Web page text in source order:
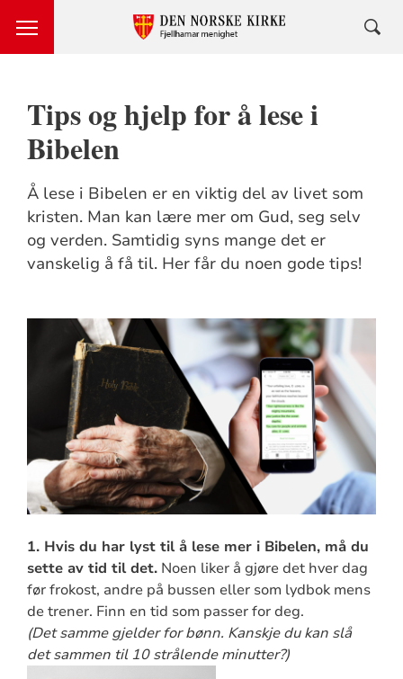
Tips og hjelp for å lese i
Bibelen
Å lese i Bibelen er en viktig del av livet som
kristen. Man kan lære mer om Gud, seg selv
og verden. Samtidig syns mange det er
vanskelig å få til. Her får du noen gode tips!
1. Hvis du har lyst til å lese mer i Bibelen, må du
sette av tid til det.Noen liker å gjøre det hver dag
før frokost, andre på bussen eller som lydbok mens
de trener. Finn en tid som passer for deg.
(Det samme gjelder for bønn. Kanskje du kan slå
det sammen til 10 strålende minutter?)